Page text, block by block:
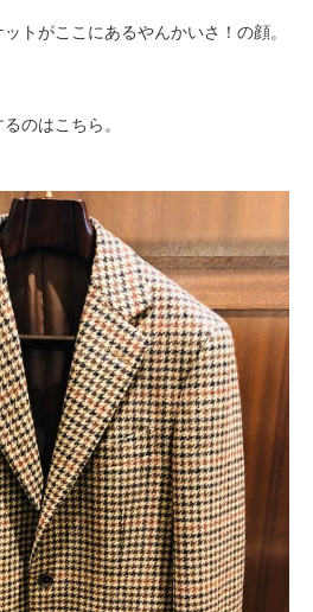
トがここにあるやんかいさ！の顔。
のはこちら。